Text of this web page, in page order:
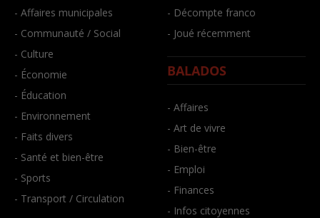
- Affaires municipales
- Communauté / Social
- Culture
- Économie
- Éducation
- Environnement
- Faits divers
- Santé et bien-être
- Sports
- Transport / Circulation
- Décompte franco
- Joué récemment
BALADOS
- Affaires
- Art de vivre
- Bien-être
- Emploi
- Finances
- Infos citoyennes